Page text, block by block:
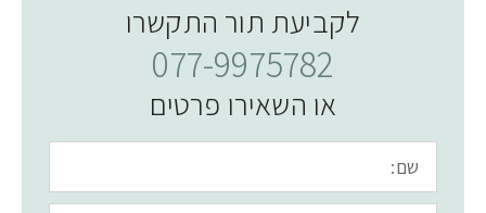
לקביעת תור התקשרו
077-9975782
או השאירו פרטים